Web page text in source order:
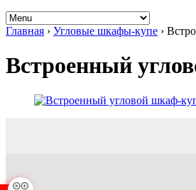
Главная › Угловые шкафы-купе ›
Встроенный